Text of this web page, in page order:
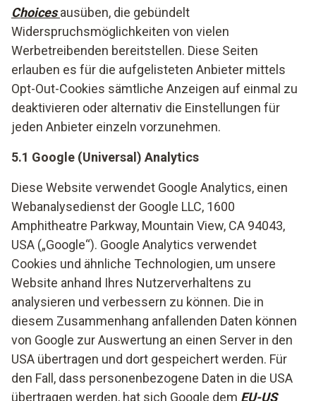
Choicesausüben, die gebündelt
Widerspruchsmöglichkeiten von vielen
Werbetreibenden bereitstellen. Diese Seiten
erlauben es für die aufgelisteten Anbieter mittels
Opt-Out-Cookies sämtliche Anzeigen auf einmal zu
deaktivieren oder alternativ die Einstellungen für
jeden Anbieter einzeln vorzunehmen.
5.1 Google (Universal) Analytics
Diese Website verwendet Google Analytics, einen
Webanalysedienst der Google LLC, 1600
Amphitheatre Parkway, Mountain View, CA 94043,
USA („Google“). Google Analytics verwendet
Cookies und ähnliche Technologien, um unsere
Website anhand Ihres Nutzerverhaltens zu
analysieren und verbessern zu können. Die in
diesem Zusammenhang anfallenden Daten können
von Google zur Auswertung an einen Server in den
USA übertragen und dort gespeichert werden. Für
den Fall, dass personenbezogene Daten in die USA
übertragen werden, hat sich Google dem EU-US